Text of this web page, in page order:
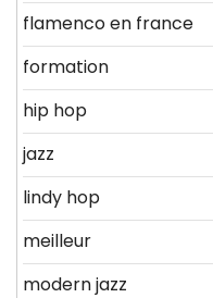
flamenco en france
formation
hip hop
jazz
lindy hop
meilleur
modern jazz